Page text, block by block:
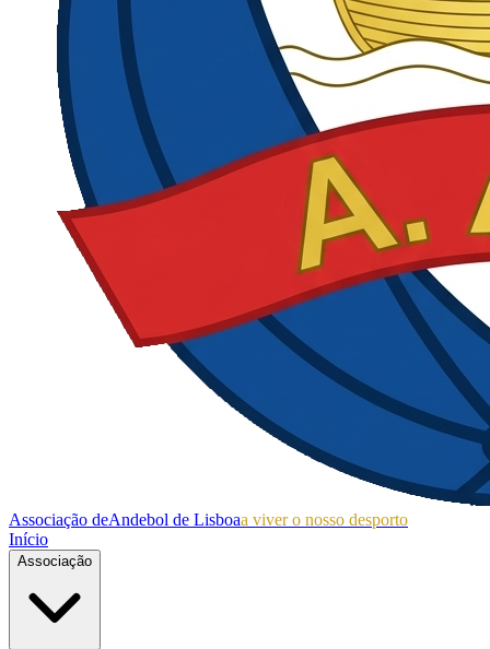
Associação deAndebol de Lisboaa viver o nosso desporto
Início
Associação